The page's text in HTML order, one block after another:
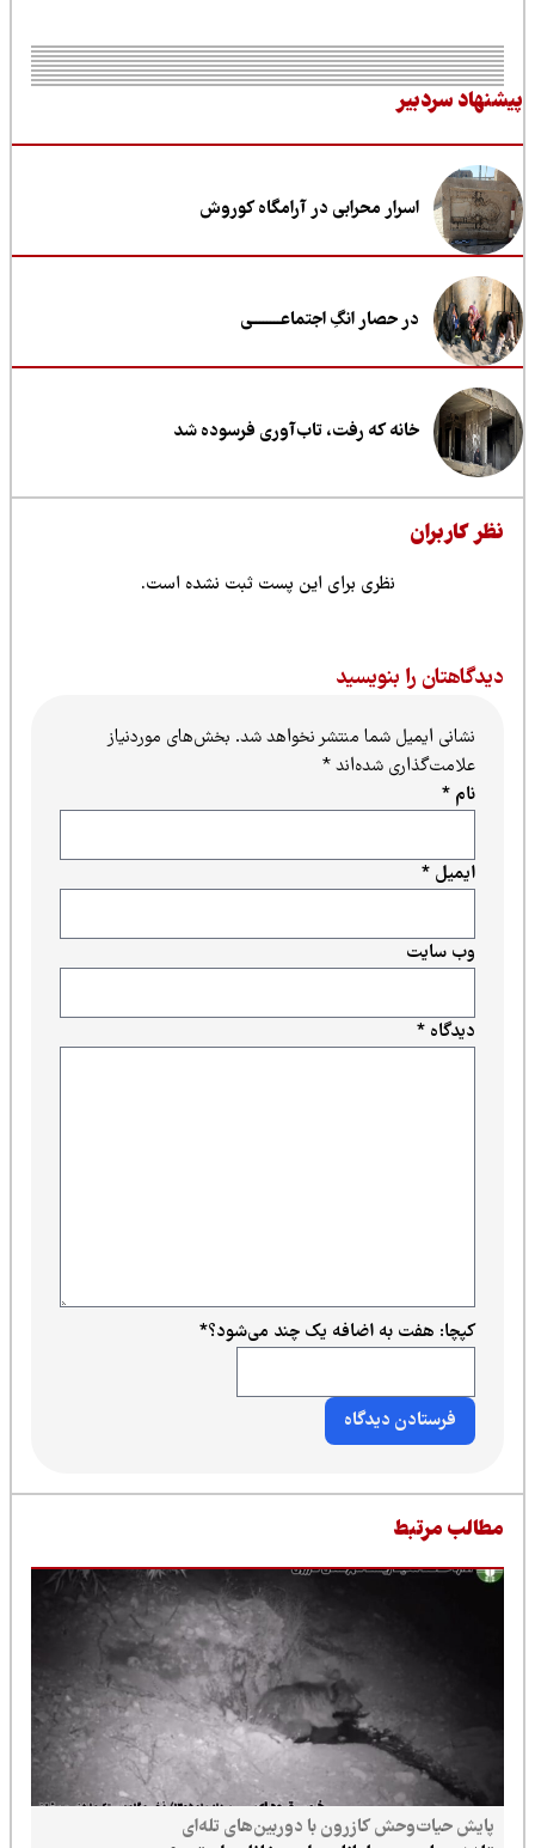
سردبیر
اسرار محرابی در آرامگاه کوروش
در حصار انگِ اجتماعــــــــی
خانه که رفت، تاب‌آوری فرسوده شد
کاربران
نظری برای این پست ثبت نشده است.
را بنویسید
نشانی ایمیل شما منتشر نخواهد شد.بخش‌های موردنیاز
علامت‌گذاری شده‌اند*
دیدگاه*
ایمیل*
وب‌ سایت
کپچا: هفت به اضافه یک چند می‌شود؟*
مرتبط
پایش حیات‌وحش کازرون با دوربین‌های تله‌ای